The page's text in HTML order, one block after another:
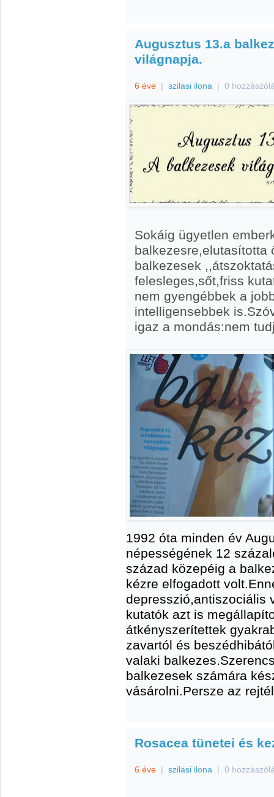
Augusztus 13.a
világnapja.
6 éve | szilasi ilona | 0
Sokáig ügyetlen
balkezesre,elutasította
balkezesek
felesleges,sőt,friss
nem gyengébbek a
intelligensebbek
igaz a mondás:nem
1992 óta minden év
népességének 12
század közepéig a
kézre elfogadott
depresszió,antiszociális
kutatók azt is
átkényszerítettek
zavartól és
valaki
balkezesek számára
vásárolni.Persze az
Rosacea tünetei és
6 éve | szilasi ilona | 0